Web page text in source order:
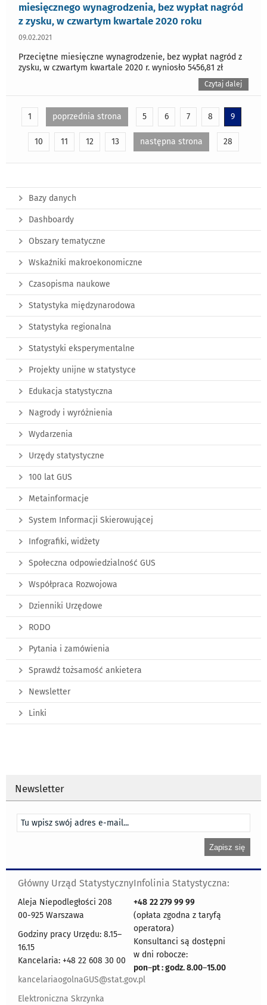
miesięcznego wynagrodzenia, bez wypłat nagród
z zysku, w czwartym kwartale 2020 roku
09.02.2021
Przeciętne miesięczne wynagrodzenie, bez wypłat nagród z
zysku, w czwartym kwartale 2020 r. wyniosło 5456,81 zł
Czytaj dalej
1 poprzednia strona 5 6 7 8 9
10 11 12 13 następna strona 28
Bazy danych
Dashboardy
Obszary tematyczne
Wskaźniki makroekonomiczne
Czasopisma naukowe
Statystyka międzynarodowa
Statystyka regionalna
Statystyki eksperymentalne
Projekty unijne w statystyce
Edukacja statystyczna
Nagrody i wyróżnienia
Wydarzenia
Urzędy statystyczne
100 lat GUS
Metainformacje
System Informacji Skierowującej
Infografiki, widżety
Społeczna odpowiedzialność GUS
Współpraca Rozwojowa
Dzienniki Urzędowe
RODO
Pytania i zamówienia
Sprawdź tożsamość ankietera
Newsletter
Linki
Newsletter
Główny Urząd Statystyczny
Aleja Niepodległości 208
00-925 Warszawa
Godziny pracy Urzędu: 8.15–
16.15
Kancelaria: +48 22 608 30 00
kancelariaogolnaGUS@stat.gov.pl
Elektroniczna Skrzynka
Infolinia Statystyczna:
+48 22 279 99 99
(opłata zgodna z taryfą
operatora)
Konsultanci są dostępni
w dni robocze:
pon–pt : godz. 8.00–15.00